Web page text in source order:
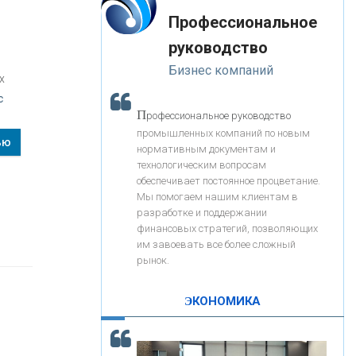
«ЗАПСИБКОМБАНК»
«РОСЕВРОБАНК»
«ПРЕСС-СЛУЖБА ВТБ24»
«АВТОГРАДБАНК»
«ПРОМРЕГИОНБАНК»
ОНАС
КОНТАКТЫ
корость - один из главных трендов в
кредитовании бизнеса - «Интервью»
-- Лучшее, что можно сделать с хорошим советом, это
пропустить его мимо ушей. Он никогда не бывает
полезен никому, кроме того, кто его дал.
-- Люблю давать советы и очень не люблю, когда их
дают мне.
Профессиональное
руководство
Бизнес компаний
Профессиональное руководство
промышленных компаний по новым
нормативным документам и
технологическим вопросам
обеспечивает постоянное процветание.
Мы помогаем нашим клиентам в
разработке и поддержании
финансовых стратегий, позволяющих
им завоевать все более сложный
рынок.
ЭКОНОМИКА